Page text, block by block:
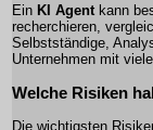
Ein KI Agent kann
recherchieren,
Selbstständige,
Unternehmen mit
Welche Risiken
Die wichtigsten